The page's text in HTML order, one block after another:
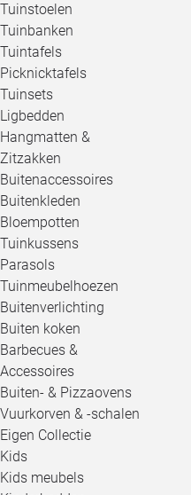
Tuinstoelen
Tuinbanken
Tuintafels
Picknicktafels
Tuinsets
Ligbedden
Hangmatten &
Zitzakken
Buitenaccessoires
Buitenkleden
Bloempotten
Tuinkussens
Parasols
Tuinmeubelhoezen
Buitenverlichting
Buiten koken
Barbecues &
Accessoires
Buiten- & Pizzaovens
Vuurkorven & -schalen
Eigen Collectie
Kids
Kids meubels